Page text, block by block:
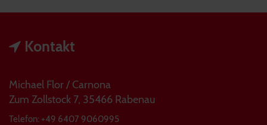
Kontakt
Michael Flor / Carnona
Zum Zollstock 7, 35466 Rabenau
Telefon: +49 6407 9060995